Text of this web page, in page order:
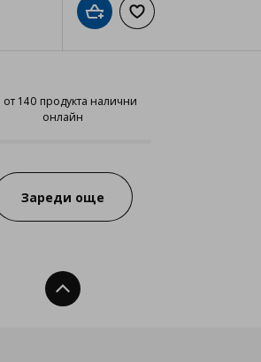
списъка с любимиДобави в кошницата
Добави към
от 140 продукта налични
онлайн
12 от 140 продукта налични
Зареди още
Нагоре